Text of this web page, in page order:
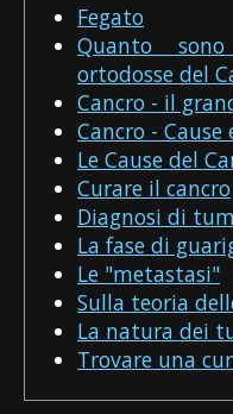
Fegato
Quanto
ortodosse del
Cancro - il
Cancro -
Le Cause del
Curare il cancro
Diagnosi di
La fase di
Le "metastasi"
Sulla teoria
La natura dei
Trovare una